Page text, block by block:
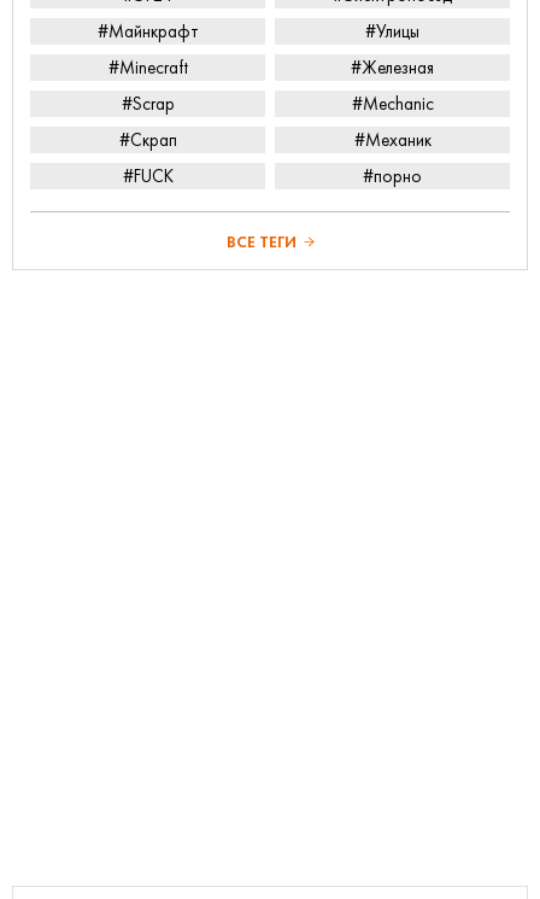
#Майнкрафт
#Улицы
#Minecraft
#Железная
#Scrap
#Mechanic
#Скрап
#Механик
#FUCK
#порно
ВСЕ ТЕГИ